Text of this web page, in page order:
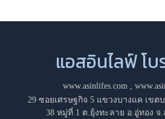
แอสอินไลฟ์ โบ
www.asinlifes.com,
29 ซอยเศรษฐกิจ 5 แขวงบางแค เขต
38 หมู่ที่ 1 ต.ยุ้งทะลาย อ.อู่ทอง จ